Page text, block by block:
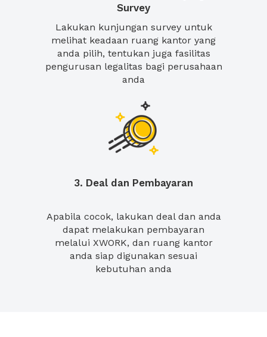
Survey
Lakukan kunjungan survey untuk
melihat keadaan ruang kantor yang
anda pilih, tentukan juga fasilitas
pengurusan legalitas bagi perusahaan
anda
3. Deal dan Pembayaran
Apabila cocok, lakukan deal dan anda
dapat melakukan pembayaran
melalui XWORK, dan ruang kantor
anda siap digunakan sesuai
kebutuhan anda